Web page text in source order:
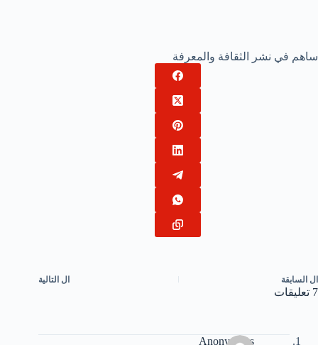
ساهم في نشر الثقافة والمعرفة
ال السابقة ال التالية
7 تعليقات
Anonymous